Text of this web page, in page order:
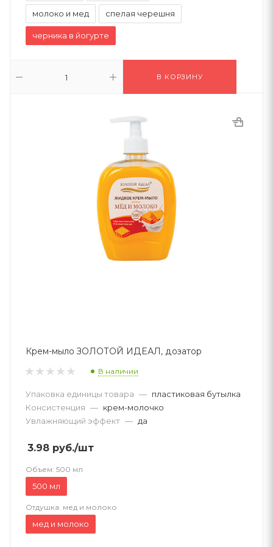
молоко и мед спелая черешня
черника в йогурте
В КОРЗИНУ
Крем-мыло ЗОЛОТОЙ ИДЕАЛ, дозатор
В наличии
Упаковка единицы товара — пластиковая бутылка
Консистенция — крем-молочко
Увлажняющий эффект — да
3.98 руб./шт
Объем: 500 мл
500 мл
Отдушка: мед и молоко
мед и молоко